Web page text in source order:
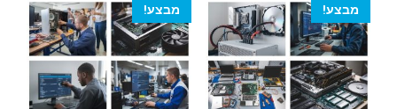
מבצע! מבצע!